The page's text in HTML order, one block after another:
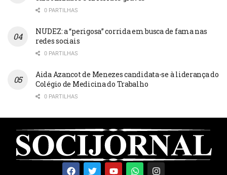
0 PARTILHAS
NUDEZ: a “perigosa” corrida em busca de fama nas
redes sociais
0 PARTILHAS
Aida Azancot de Menezes candidata-se à liderança do
Colégio de Medicina do Trabalho
0 PARTILHAS